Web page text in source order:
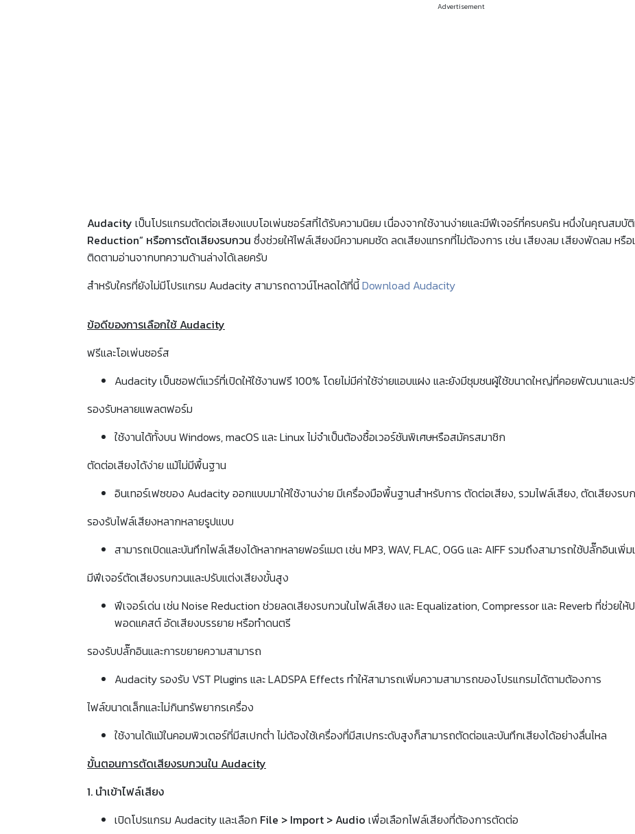
Advertisement
Audacity เป็นโปรแกรมตัดต่อเสียงแบบโอเพ่นซอร์สที่ได้รับความนิยม เนื่องจากใช้งานง่ายและมีฟีเจอร์ที่ครบครัน หนึ่งในคุณสม
Reduction” หรือการตัดเสียงรบกวน ซึ่งช่วยให้ไฟล์เสียงมีความคมชัด ลดเสียงแทรกที่ไม่ต้องการ เช่น เสียงลม เสียงพัดลม หรือ
ติดตามอ่านจากบทความด้านล่างได้เลยครับ
สำหรับใครที่ยังไม่มีโปรแกรม Audacity สามารถดาวน์โหลดได้ที่นี้Download Audacity
ข้อดีของการเลือกใช้ Audacity
ฟรีและโอเพ่นซอร์ส
Audacity เป็นซอฟต์แวร์ที่เปิดให้ใช้งานฟรี 100% โดยไม่มีค่าใช้จ่ายแอบแฝง และยังมีชุมชนผู้ใช้ขนาดใหญ่ที่คอยพัฒนาและป
รองรับหลายแพลตฟอร์ม
ใช้งานได้ทั้งบน Windows, macOS และ Linux ไม่จำเป็นต้องซื้อเวอร์ชันพิเศษหรือสมัครสมาชิก
ตัดต่อเสียงได้ง่าย แม้ไม่มีพื้นฐาน
อินเทอร์เฟซของ Audacity ออกแบบมาให้ใช้งานง่าย มีเครื่องมือพื้นฐานสำหรับการ ตัดต่อเสียง, รวมไฟล์เสียง, ตัดเสียงรบ
รองรับไฟล์เสียงหลากหลายรูปแบบ
สามารถเปิดและบันทึกไฟล์เสียงได้หลากหลายฟอร์แมต เช่น MP3, WAV, FLAC, OGG และ AIFF รวมถึงสามารถใช้ปลั๊กอินเ
มีฟีเจอร์ตัดเสียงรบกวนและปรับแต่งเสียงขั้นสูง
ฟีเจอร์เด่น เช่น Noise Reduction ช่วยลดเสียงรบกวนในไฟล์เสียง และ Equalization, Compressor และ Reverb ที่ช่วย
พอดแคสต์ อัดเสียงบรรยาย หรือทำดนตรี
รองรับปลั๊กอินและการขยายความสามารถ
Audacity รองรับ VST Plugins และ LADSPA Effects ทำให้สามารถเพิ่มความสามารถของโปรแกรมได้ตามต้องการ
ไฟล์ขนาดเล็กและไม่กินทรัพยากรเครื่อง
ใช้งานได้แม้ในคอมพิวเตอร์ที่มีสเปกต่ำ ไม่ต้องใช้เครื่องที่มีสเปกระดับสูงก็สามารถตัดต่อและบันทึกเสียงได้อย่างลื่นไหล
ขั้นตอนการตัดเสียงรบกวนใน Audacity
1. นำเข้าไฟล์เสียง
เปิดโปรแกรม Audacity และเลือก File > Import > Audio เพื่อเลือกไฟล์เสียงที่ต้องการตัดต่อ